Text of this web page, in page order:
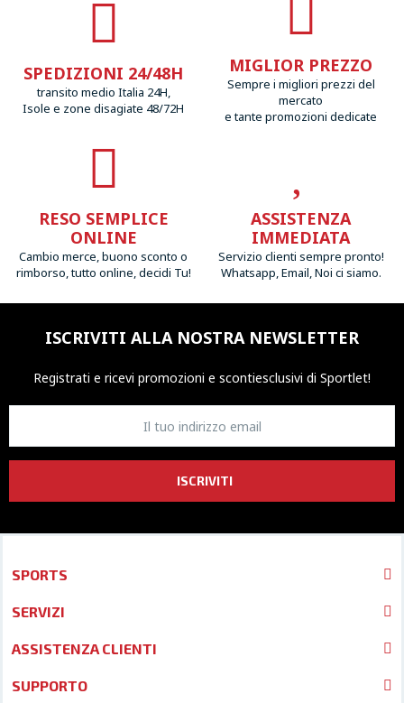
SPEDIZIONI 24/48H
transito medio Italia 24H,
Isole e zone disagiate 48/72H
MIGLIOR PREZZO
Sempre i migliori prezzi del
mercato
e tante promozioni dedicate
RESO SEMPLICE
ONLINE
Cambio merce, buono sconto o
rimborso, tutto online, decidi Tu!
ASSISTENZA
IMMEDIATA
Servizio clienti sempre pronto!
Whatsapp, Email, Noi ci siamo.
ISCRIVITI ALLA NOSTRA NEWSLETTER
Registrati e ricevi promozioni e scontiesclusivi di Sportlet!
ISCRIVITI
SPORTS
SERVIZI
ASSISTENZA CLIENTI
SUPPORTO